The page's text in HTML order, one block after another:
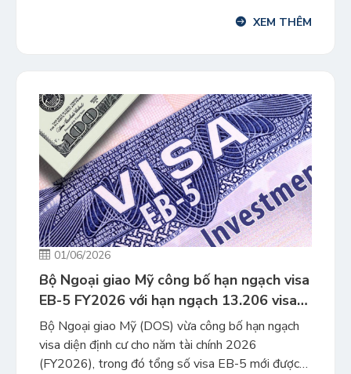
giai đoạn tìm hiểu thông tin cơ bản. Thay vào đó,
XEM THÊM
01/06/2026
Bộ Ngoại giao Mỹ công bố hạn ngạch visa
EB-5 FY2026 với hạn ngạch 13.206 visa
mới
Bộ Ngoại giao Mỹ (DOS) vừa công bố hạn ngạch
visa diện định cư cho năm tài chính 2026
(FY2026), trong đó tổng số visa EB-5 mới được